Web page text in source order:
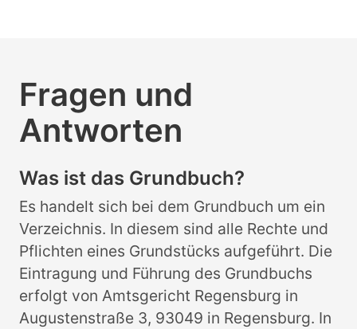
Fragen und
Antworten
Was ist das Grundbuch?
Es handelt sich bei dem Grundbuch um ein
Verzeichnis. In diesem sind alle Rechte und
Pflichten eines Grundstücks aufgeführt. Die
Eintragung und Führung des Grundbuchs
erfolgt von Amtsgericht Regensburg in
Augustenstraße 3, 93049 in Regensburg. In